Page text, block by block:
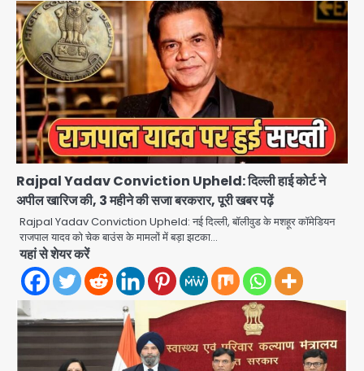
Rajpal Yadav Conviction Upheld: दिल्ली हाई कोर्ट ने
अपील खारिज की, 3 महीने की सजा बरकरार, पूरी खबर पढ़ें
Rajpal Yadav Conviction Upheld: नई दिल्ली, बॉलीवुड के मशहूर कॉमेडियन
राजपाल यादव को चेक बाउंस के मामलों में बड़ा झटका…
यहां से शेयर करें